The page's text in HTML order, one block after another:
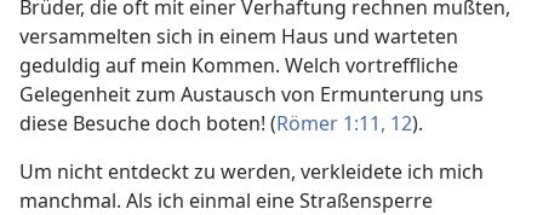
Brüder, die oft mit einer Verhaftung rechnen mußten,
versammelten sich in einem Haus und warteten
geduldig auf mein Kommen. Welch vortreffliche
Gelegenheit zum Austausch von Ermunterung uns
diese Besuche doch boten! (Römer 1:11, 12).
Um nicht entdeckt zu werden, verkleidete ich mich
manchmal. Als ich einmal eine Straßensperre